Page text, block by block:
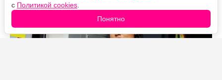
с Политикой cookies
Понятно